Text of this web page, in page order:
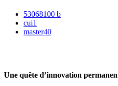
53068100 b
cui1
master40
Une quête d’innovation